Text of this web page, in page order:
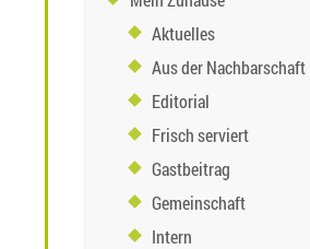
Aktuelles
Aus der Nachbarschaft
Editorial
Frisch serviert
Gastbeitrag
Gemeinschaft
Intern